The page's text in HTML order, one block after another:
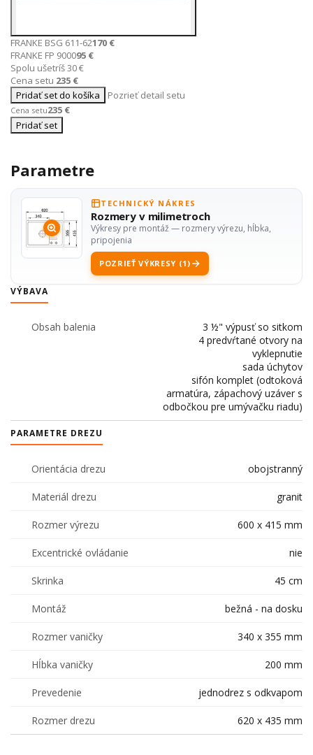
FRANKE BSG 611-62170 €
FRANKE FP 900095 €
Spolu ušetríš 30 €
Cena setu 235 €
Pridať set do košíka
Pozrieť detail setu
Cena setu235 €
Pridať set
Parametre
TECHNICKÝ NÁKRES
Rozmery v milimetroch
Výkresy pre montáž — rozmery výrezu, hĺbka,
pripojenia
POZRIEŤ VÝKRESY (1)
VÝBAVA
Obsah balenia
3 ½" výpusť so sitkom
4 predvŕtané otvory na
vyklepnutie
sada úchytov
sifón komplet (odtoková
armatúra, zápachový uzáver s
odbočkou pre umývačku riadu)
PARAMETRE DREZU
Orientácia drezu obojstranný
Materiál drezu granit
Rozmer výrezu 600 x 415 mm
Excentrické ovládanie nie
Skrinka 45 cm
Montáž bežná - na dosku
Rozmer vaničky 340 x 355 mm
Hĺbka vaničky 200 mm
Prevedenie jednodrez s odkvapom
Rozmer drezu 620 x 435 mm